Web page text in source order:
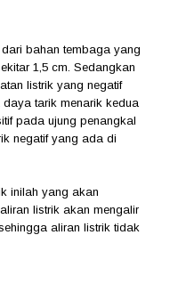
bahan tembaga yang
1,5 cm. Sedangkan
listrik yang negatif
tarik menarik kedua
pada ujung penangkal
negatif yang ada di
inilah yang akan
listrik akan mengalir
aliran listrik tidak